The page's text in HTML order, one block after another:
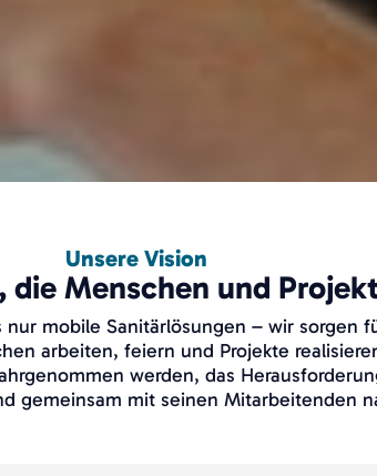
Unsere Vision
Menschen und
mobile Sanitärlösungen – wir sorgen
arbeiten, feiern und Projekte
werden, das
gemeinsam mit seinen Mitarbeitenden